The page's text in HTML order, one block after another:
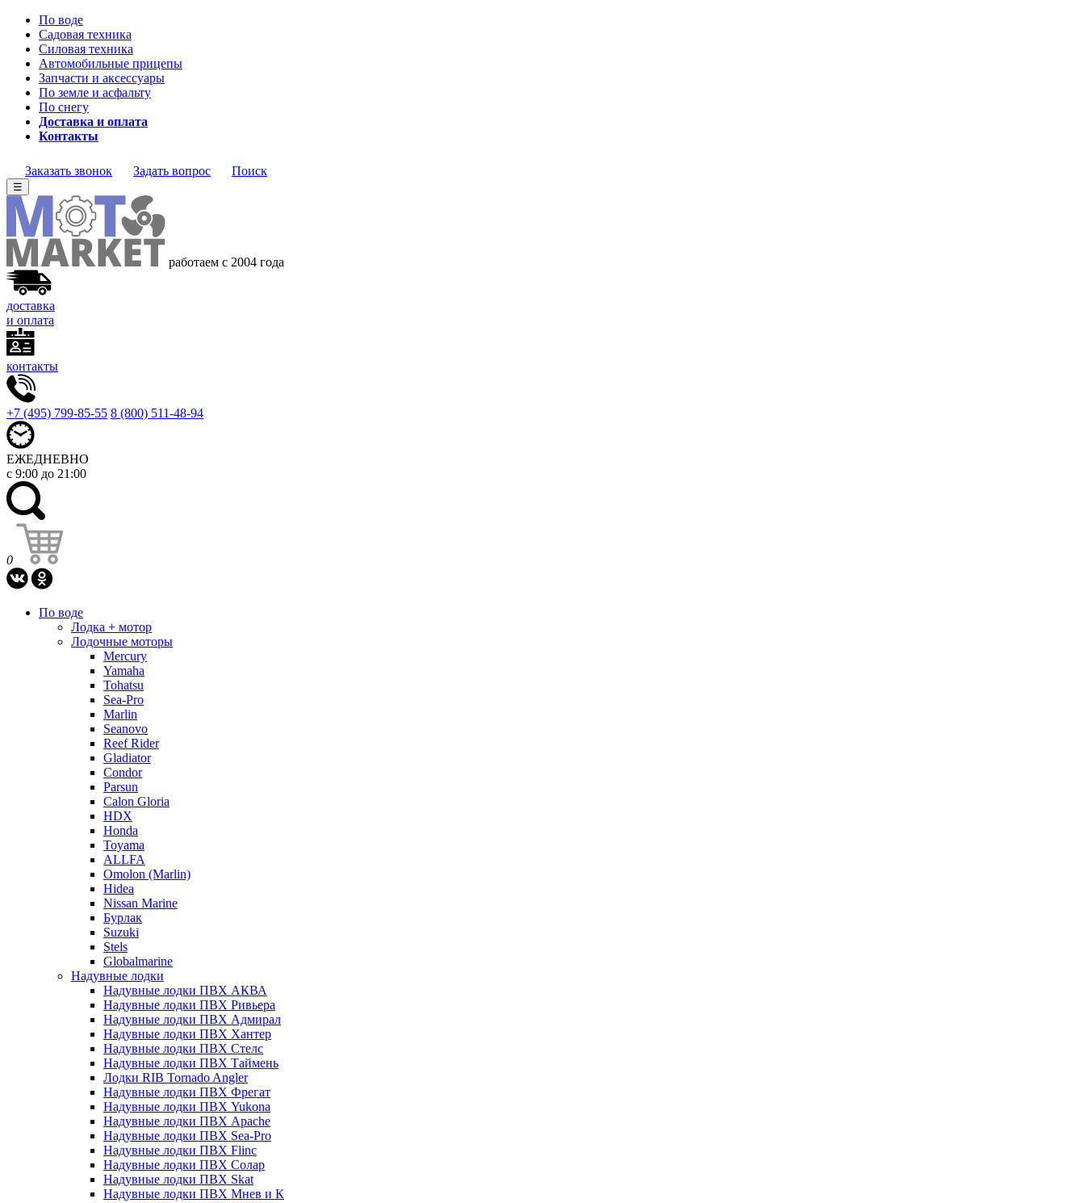
По воде
Садовая техника
Силовая техника
Автомобильные прицепы
Запчасти и аксессуары
По земле и асфальту
По снегу
Доставка и оплата
Контакты
Заказать звонок Задать вопрос Поиск
☰
работаем с 2004 года
доставка
и оплата
контакты
+7 (495) 799-85-55 8 (800) 511-48-94
ЕЖЕДНЕВНО
с 9:00 до 21:00
0
По воде
Лодка + мотор
Лодочные моторы
Mercury
Yamaha
Tohatsu
Sea-Pro
Marlin
Seanovo
Reef Rider
Gladiator
Condor
Parsun
Calon Gloria
HDX
Honda
Toyama
ALLFA
Omolon (Marlin)
Hidea
Nissan Marine
Бурлак
Suzuki
Stels
Globalmarine
Надувные лодки
Надувные лодки ПВХ АКВА
Надувные лодки ПВХ Ривьера
Надувные лодки ПВХ Адмирал
Надувные лодки ПВХ Хантер
Надувные лодки ПВХ Стелс
Надувные лодки ПВХ Таймень
Лодки RIB Tornado Angler
Надувные лодки ПВХ Фрегат
Надувные лодки ПВХ Yukona
Надувные лодки ПВХ Apache
Надувные лодки ПВХ Sea-Pro
Надувные лодки ПВХ Flinc
Надувные лодки ПВХ Солар
Надувные лодки ПВХ Skat
Надувные лодки ПВХ Мнев и К